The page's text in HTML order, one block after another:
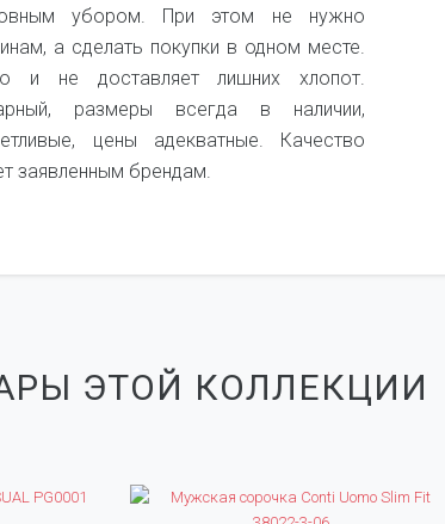
убором. При этом не нужно
а сделать покупки в одном месте.
и не доставляет лишних хлопот.
размеры всегда в наличии,
цены адекватные. Качество
заявленным брендам.
ЭТОЙ КОЛЛЕКЦИИ